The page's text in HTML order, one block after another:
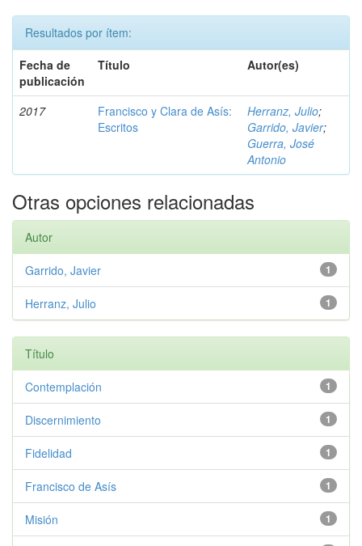
Resultados por ítem:
Fecha de
publicación
Título Autor(es)
2017
Francisco y Clara de Asís:
Escritos
Herranz, Julio;
Garrido, Javier;
Guerra, José
Antonio
Otras opciones relacionadas
Autor
1
Garrido, Javier
1
Herranz, Julio
Título
1
Contemplación
1
Discernimiento
1
Fidelidad
1
Francisco de Asís
1
Misión